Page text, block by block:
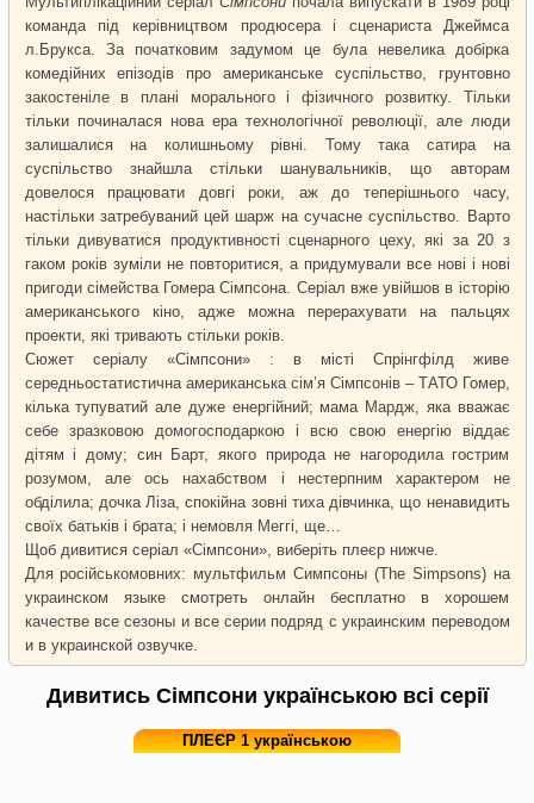
команда під керівництвом продюсера і сценариста Джеймса
л.Брукса. За початковим задумом це була невелика добірка
комедійних епізодів про американське суспільство, грунтовно
закостеніле в плані морального і фізичного розвитку. Тільки
тільки починалася нова ера технологічної революції, але люди
залишалися на колишньому рівні. Тому така сатира на
суспільство знайшла стільки шанувальників, що авторам
довелося працювати довгі роки, аж до теперішнього часу,
настільки затребуваний цей шарж на сучасне суспільство. Варто
тільки дивуватися продуктивності сценарного цеху, які за 20 з
гаком років зуміли не повторитися, а придумували все нові і нові
пригоди сімейства Гомера Сімпсона. Серіал вже увійшов в історію
американського кіно, адже можна перерахувати на пальцях
проекти, які тривають стільки років.
Сюжет серіалу «Сімпсони» : в місті Спрінгфілд живе
середньостатистична американська сім’я Сімпсонів – ТАТО Гомер,
кілька тупуватий але дуже енергійний; мама Мардж, яка вважає
себе зразковою домогосподаркою і всю свою енергію віддає
дітям і дому; син Барт, якого природа не нагородила гострим
розумом, але ось нахабством і нестерпним характером не
обділила; дочка Ліза, спокійна зовні тиха дівчинка, що ненавидить
своїх батьків і брата; і немовля Меггі, ще…
Щоб дивитися серіал «Сімпсони», виберіть плеєр нижче.
Для російськомовних: мультфильм Симпсоны (The Simpsons) на
украинском языке смотреть онлайн бесплатно в хорошем
качестве все сезоны и все серии подряд с украинским переводом
и в украинской озвучке.
Дивитись Сімпсони українською всі серії
ПЛЕЄР 1 українською